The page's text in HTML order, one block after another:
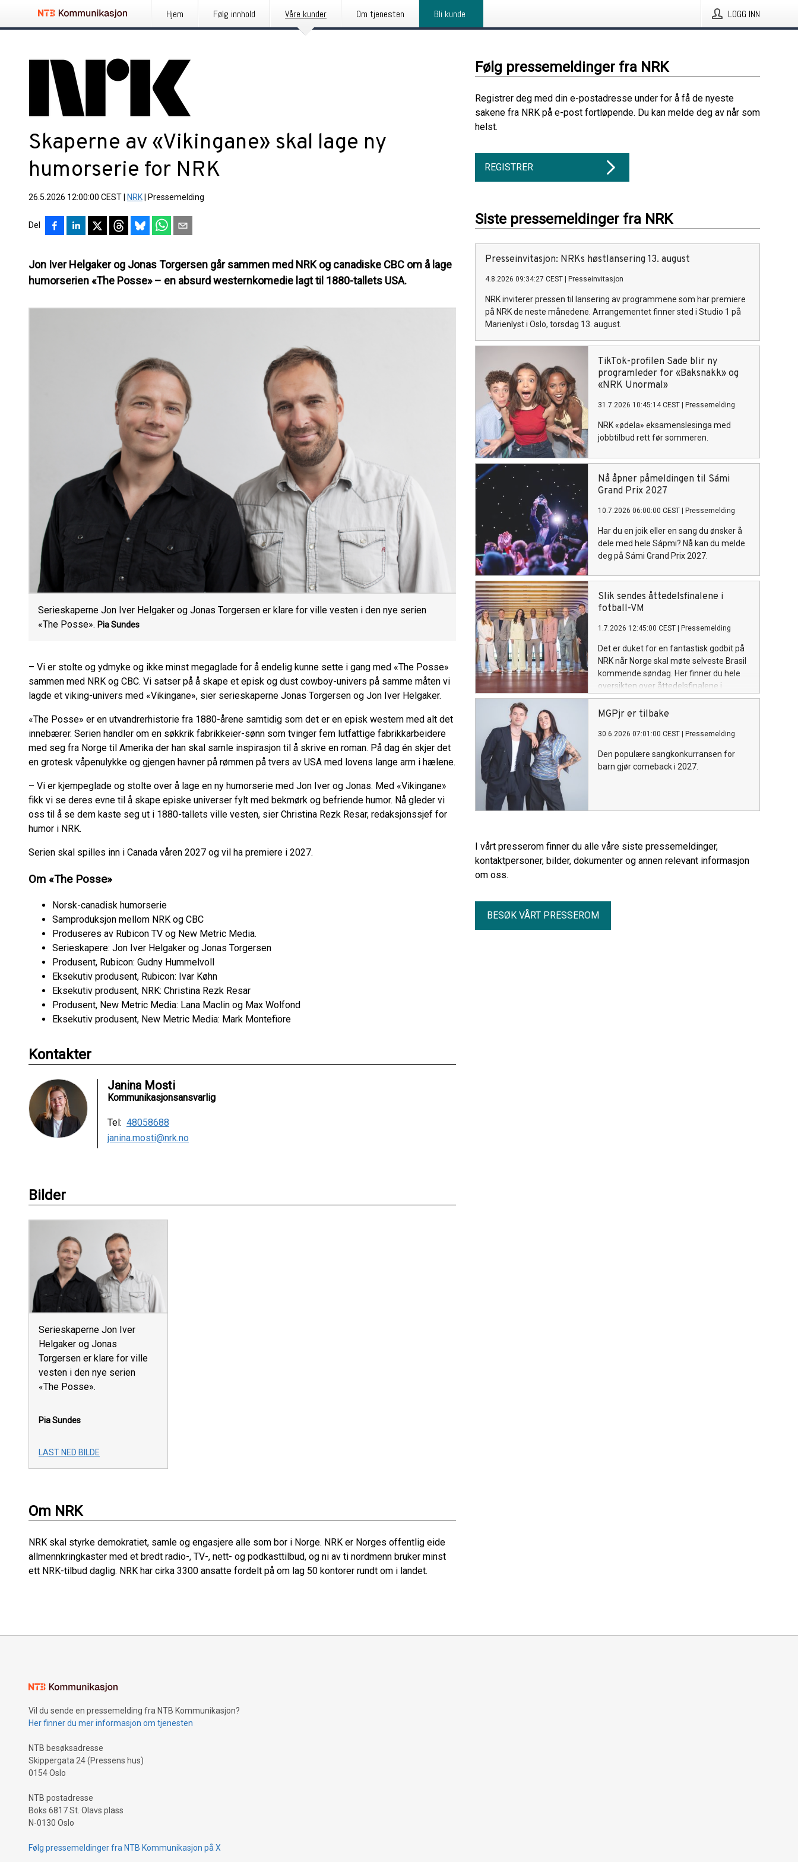
Hjem Følg innhold Våre kunder Om tjenesten Bli kunde LOGG INN
Skaperne av «Vikingane» skal lage ny
humorserie for NRK
26.5.2026 12:00:00 CEST NRK Pressemelding
Del
Jon Iver Helgaker og Jonas Torgersen går sammen med NRK og canadiske CBC om å lage
humorserien «The Posse» – en absurd westernkomedie lagt til 1880-tallets USA.
Serieskaperne Jon Iver Helgaker og Jonas Torgersen er klare for ville vesten i den nye serien
«The Posse». Pia Sundes
– Vi er stolte og ydmyke og ikke minst megaglade for å endelig kunne sette i gang med «The Posse»
sammen med NRK og CBC. Vi satser på å skape et episk og dust cowboy-univers på samme måten vi
lagde et viking-univers med «Vikingane», sier serieskaperne Jonas Torgersen og Jon Iver Helgaker.
«The Posse» er en utvandrerhistorie fra 1880-årene samtidig som det er en episk western med alt det
innebærer. Serien handler om en søkkrik fabrikkeier-sønn som tvinger fem lutfattige fabrikkarbeidere
med seg fra Norge til Amerika der han skal samle inspirasjon til å skrive en roman. På dag én skjer det
en grotesk våpenulykke og gjengen havner på rømmen på tvers av USA med lovens lange arm i hælene.
– Vi er kjempeglade og stolte over å lage en ny humorserie med Jon Iver og Jonas. Med «Vikingane»
fikk vi se deres evne til å skape episke universer fylt med bekmørk og befriende humor. Nå gleder vi
oss til å se dem kaste seg ut i 1880-tallets ville vesten, sier Christina Rezk Resar, redaksjonssjef for
humor i NRK.
Serien skal spilles inn i Canada våren 2027 og vil ha premiere i 2027.
Om «The Posse»
Norsk-canadisk humorserie
Samproduksjon mellom NRK og CBC
Produseres av Rubicon TV og New Metric Media.
Serieskapere: Jon Iver Helgaker og Jonas Torgersen
Produsent, Rubicon: Gudny Hummelvoll
Eksekutiv produsent, Rubicon: Ivar Køhn
Eksekutiv produsent, NRK: Christina Rezk Resar
Produsent, New Metric Media: Lana Maclin og Max Wolfond
Eksekutiv produsent, New Metric Media: Mark Montefiore
Kontakter
Janina Mosti
Kommunikasjonsansvarlig
Tel: 48058688
janina.mosti@nrk.no
Bilder
Serieskaperne Jon Iver
Helgaker og Jonas
Torgersen er klare for ville
vesten i den nye serien
«The Posse».
Pia Sundes
LAST NED BILDE
Om NRK
NRK skal styrke demokratiet, samle og engasjere alle som bor i Norge. NRK er Norges offentlig eide
allmennkringkaster med et bredt radio-, TV-, nett- og podkasttilbud, og ni av ti nordmenn bruker minst
ett NRK-tilbud daglig. NRK har cirka 3300 ansatte fordelt på om lag 50 kontorer rundt om i landet.
Følg pressemeldinger fra NRK
Registrer deg med din e-postadresse under for å få de nyeste
sakene fra NRK på e-post fortløpende. Du kan melde deg av når som
helst.
REGISTRER
Siste pressemeldinger fra NRK
Presse­invita­sjon: NRKs høst­lansering 13. august
4.8.2026 09:34:27 CEST Presseinvitasjon
NRK inviterer pressen til lansering av programmene som har premiere
på NRK de neste månedene. Arrangementet finner sted i Studio 1 på
Marienlyst i Oslo, torsdag 13. august.
TikTok-profilen Sade blir ny
programleder for «Baksnakk» og
«NRK Unormal»
31.7.2026 10:45:14 CEST Pressemelding
NRK «ødela» eksamenslesinga med
jobbtilbud rett før sommeren.
Nå åpner påmeldingen til Sámi
Grand Prix 2027
10.7.2026 06:00:00 CEST Pressemelding
Har du en joik eller en sang du ønsker å
dele med hele Sápmi? Nå kan du melde
deg på Sámi Grand Prix 2027.
Slik sendes åttedelsfinalene i
fotball-VM
1.7.2026 12:45:00 CEST Pressemelding
Det er duket for en fantastisk godbit på
NRK når Norge skal møte selveste Brasil
kommende søndag. Her finner du hele
oversikten over åttedelsfinalene i
fotball-VM.
MGPjr er tilbake
30.6.2026 07:01:00 CEST Pressemelding
Den populære sangkonkurransen for
barn gjør comeback i 2027.
I vårt presserom finner du alle våre siste pressemeldinger,
kontaktpersoner, bilder, dokumenter og annen relevant informasjon
om oss.
BESØK VÅRT PRESSEROM
Vil du sende en pressemelding fra NTB Kommunikasjon?
Her finner du mer informasjon om tjenesten
NTB besøksadresse
Skippergata 24 (Pressens hus)
0154 Oslo
NTB postadresse
Boks 6817 St. Olavs plass
N-0130 Oslo
Følg pressemeldinger fra NTB Kommunikasjon på X